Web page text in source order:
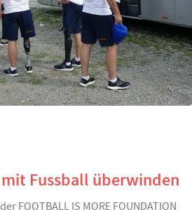
Fussball überwinden
FOOTBALL IS MORE FOUNDATION